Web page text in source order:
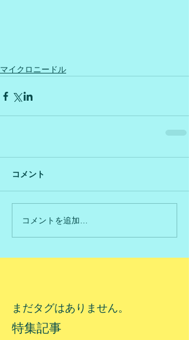
マイクロニードル
コメント
コメントを追加…
まだタグはありません。
特集記事